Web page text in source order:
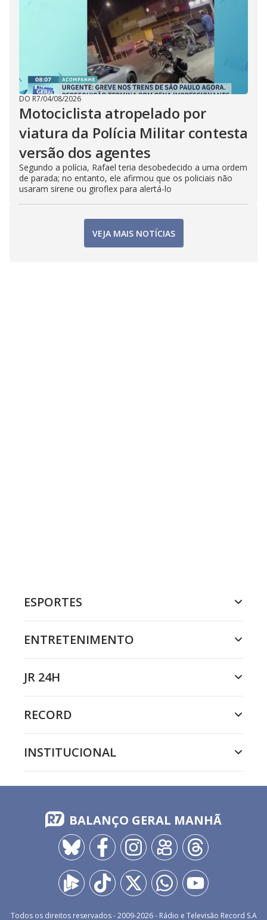
DO R7/04/08/2026
Motociclista atropelado por
viatura da Polícia Militar contesta
versão dos agentes
Segundo a polícia, Rafael teria desobedecido a uma ordem
de parada; no entanto, ele afirmou que os policiais não
usaram sirene ou giroflex para alertá-lo
VEJA MAIS NOTÍCIAS
ESPORTES
ENTRETENIMENTO
JR 24H
RECORD
INSTITUCIONAL
BALANÇO GERAL MANHÃ
Todos os direitos reservados - 2009-2026- Rádio e Televisão Record S.A